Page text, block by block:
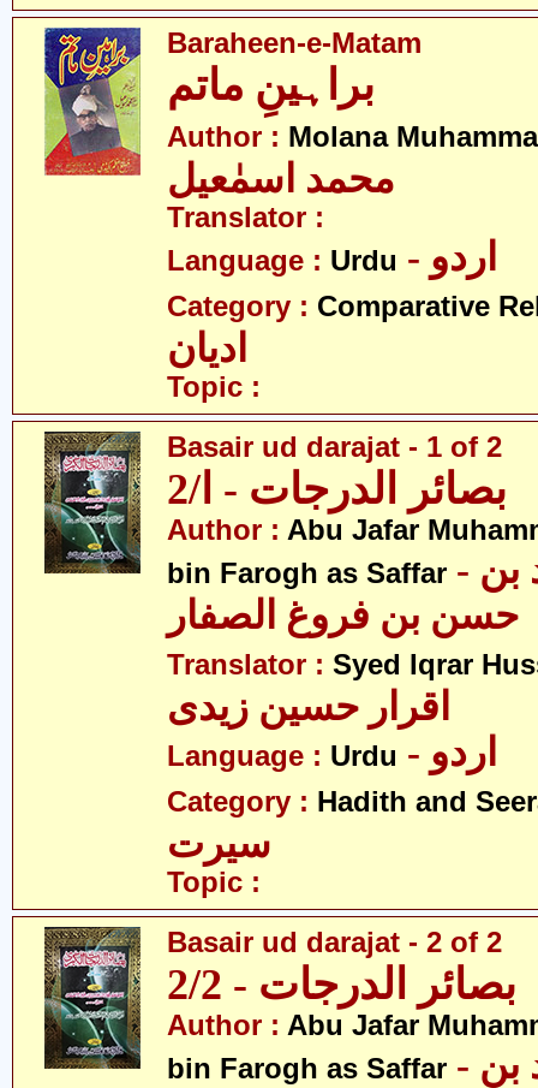
Baraheen-e-Matam
براہینِ ماتم
Author : Molana
محمد اسمٰعیل
Translator :
Language : Urdu - اردو
Category : Comparative
ادیان
Topic :
Basair ud darajat - 1 of 2
بصائر الدرجات - ا/2
Author : Abu Jafar
bin Farogh as Saffar - ابو جعفر محمد بن
حسن بن فروغ الصفار
Translator : Syed Iqrar
اقرار حسین زیدی
Language : Urdu - اردو
Category : Hadith and
سیرت
Topic :
Basair ud darajat - 2 of 2
بصائر الدرجات - 2/2
Author : Abu Jafar
bin Farogh as Saffar - ابو جعفر محمد بن